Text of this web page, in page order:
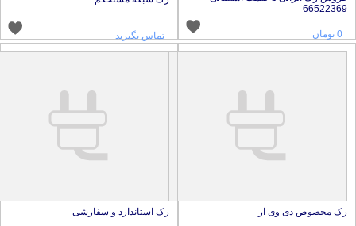
تماس بگیرید
مخصوص دی وی ار رک استاندارد و سفارشی